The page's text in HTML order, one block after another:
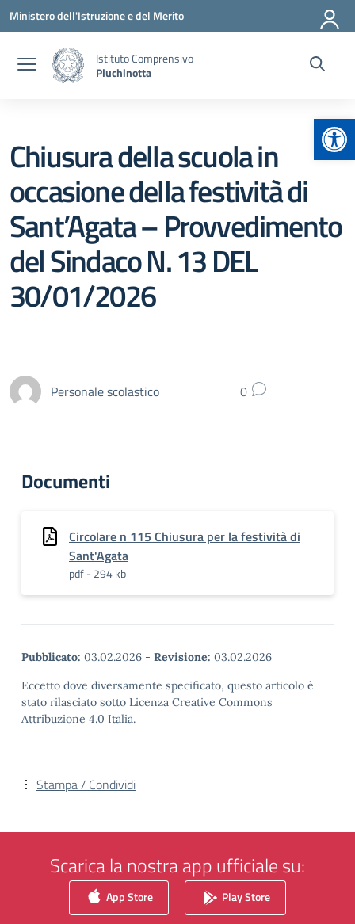
Vai ai contenuti
Vai al menu di navigazione
Vai al footer
Ministero dell'Istruzione e del Merito
Istituto Comprensivo
Pluchinotta
Chiusura della scuola in
occasione della festività di
Sant’Agata – Provvedimento
del Sindaco N. 13 DEL
30/01/2026
Personale scolastico 0
Documenti
Circolare n 115 Chiusura per la festività di
Sant'Agata
pdf - 294 kb
Pubblicato: 03.02.2026 - Revisione: 03.02.2026
Eccetto dove diversamente specificato, questo articolo è
stato rilasciato sotto Licenza Creative Commons
Attribuzione 4.0 Italia.
Stampa / Condividi
Scarica la nostra app ufficiale su:
App Store Play Store